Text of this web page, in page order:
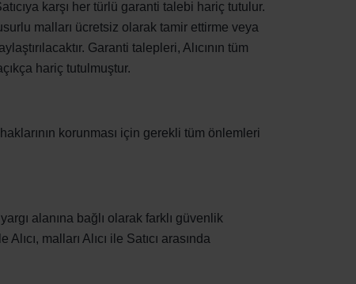
karşı her türlü garanti talebi hariç tutulur.
malları ücretsiz olarak tamir ettirme veya
Garanti talepleri, Alıcının tüm
hariç tutulmuştur.
korunması için gerekli tüm önlemleri
alanına bağlı olarak farklı güvenlik
malları Alıcı ile Satıcı arasında